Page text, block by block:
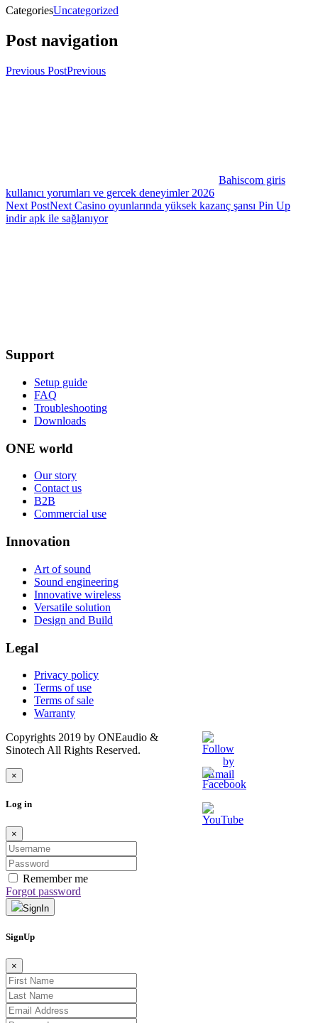
CategoriesUncategorized
Post navigation
Previous PostPrevious
Bahiscom giris
kullanıcı yorumları ve gercek deneyimler 2026
Next PostNext Casino oyunlarında yüksek kazanç şansı Pin Up
indir apk ile sağlanıyor
Support
Setup guide
FAQ
Troubleshooting
Downloads
ONE world
Our story
Contact us
B2B
Commercial use
Innovation
Art of sound
Sound engineering
Innovative wireless
Versatile solution
Design and Build
Legal
Privacy policy
Terms of use
Terms of sale
Warranty
Copyrights 2019 by ONEaudio &
Sinotech All Rights Reserved.
×
Log in
×
Remember me
Forgot password
SignIn
SignUp
×